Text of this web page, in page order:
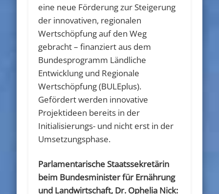
eine neue Förderung zur Steigerung
der innovativen, regionalen
Wertschöpfung auf den Weg
gebracht – finanziert aus dem
Bundesprogramm Ländliche
Entwicklung und Regionale
Wertschöpfung (BULEplus).
Gefördert werden innovative
Projektideen bereits in der
Initialisierungs- und nicht erst in der
Umsetzungsphase.
Parlamentarische Staatssekretärin
beim Bundesminister für Ernährung
und Landwirtschaft, Dr. Ophelia Nick: